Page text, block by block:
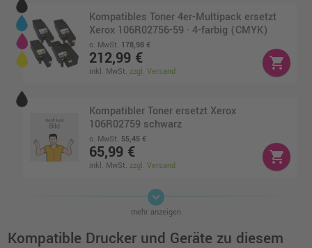
Kompatibles Toner 4er-Multipack ersetzt
Xerox 106R02756-59 · 4-farbig (CMYK)
o. MwSt. 178,98 €
212,99 €
inkl. MwSt.zzgl. Versand
shopping_cart
Kompatibler Toner ersetzt Xerox
106R02759 schwarz
o. MwSt. 55,45 €
65,99 €
inkl. MwSt.zzgl. Versand
shopping_cart
Kompatibler Toner ersetzt Xerox
106R02756 · Cyan
o. MwSt.
keyboard_arrow_down
mehr anzeigen
Kompatible Drucker und Geräte zu diesem